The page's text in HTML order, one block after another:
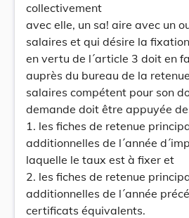
collectivement
avec elle, un sa! aire avec un
salaires et qui désire la
en vertu de l´article 3 doit en
auprès du bureau de la
salaires compétent pour son
demande doit être appuyée
1. les fiches de retenue
additionnelles de l´année
laquelle le taux est à fixer et
2. les fiches de retenue
additionnelles de l´année
certificats équivalents.